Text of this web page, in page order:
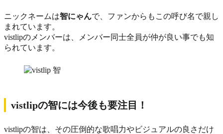
ニックネームは智にゃんで、ファンからもこの呼び名で親し
まれています。
vistlipのメンバーは、メンバー同士全員が仲が良い事でも知
られています。
vistlipの智には今後も要注目！
vistlipの智は、その圧倒的な歌唱力やビジュアルの良さだけ